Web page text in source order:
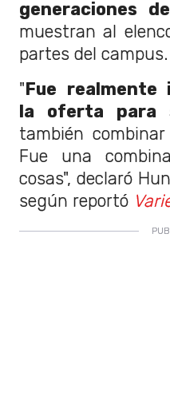
generaciones
muestran al
partes del campus.
"Fue
la oferta para
también
Fue una
cosas", declaró
según reportó